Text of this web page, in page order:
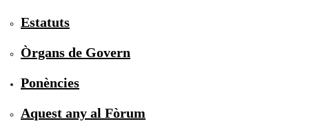
Estatuts
Òrgans de Govern
Ponències
Aquest any al Fòrum